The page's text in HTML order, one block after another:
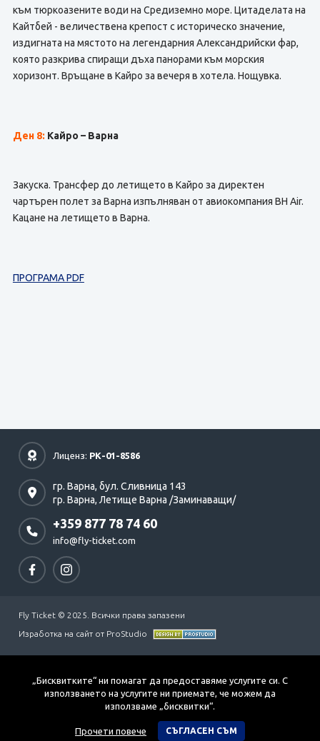
към тюркоазените води на Средиземно море. Цитаделата на
Кайтбей - величествена крепост с историческо значение,
издигната на мястото на легендарния Александрийски фар,
която разкрива спиращи дъха панорами към морския
хоризонт. Връщане в Кайро за вечеря в хотела. Нощувка.
Ден 8: Кайро – Варна
Закуска. Трансфер до летището в Кайро за директен
чартърен полет за Варна изпълняван от авиокомпания BH Air.
Кацане на летището в Варна.
ПРОГРАМА PDF
Лиценз: РК-01-8586
гр. Варна, бул. Сливница 143
гр. Варна, Летище Варна /Заминаващи/
+359 877 78 74 60
info@fly-ticket.com
Fly Ticket © 2025. Всички права запазени
Изработка на сайт от ProStudio
„Бисквитките“ ни помагат да предоставяме услугите си. С
използването на услугите ни приемате, че можем да
използваме „бисквитки“.
Прочети повече СЪГЛАСЕН СЪМ